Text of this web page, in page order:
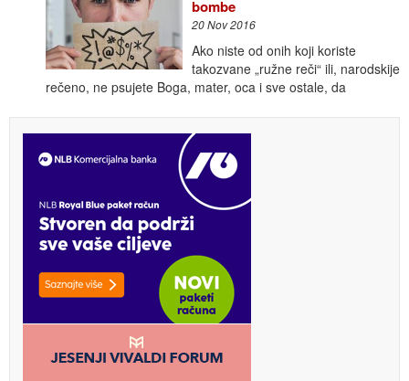
bombe
20 Nov 2016
Ako niste od onih koji koriste
takozvane „ružne reči“ ili, narodskije
rečeno, ne psujete Boga, mater, oca i sve ostale, da